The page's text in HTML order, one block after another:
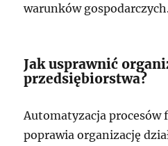
warunków
Jak usprawnić
przedsiębiorstwa?
Automatyzacja procesów
poprawia organizację